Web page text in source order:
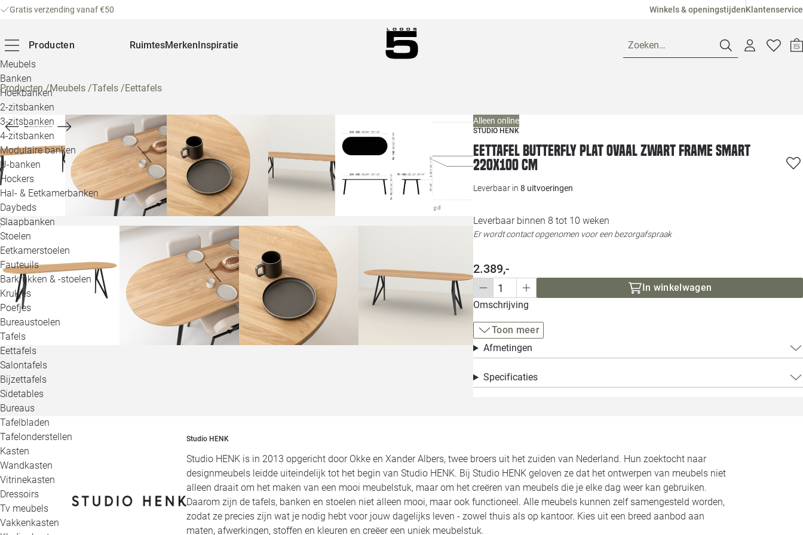
Gratis verzending vanaf €50 Winkels & openingstijdenKlantenservice
Producten
Meubels
Banken
Hoekbanken
2-zitsbanken
3-zitsbanken
4-zitsbanken
Modulaire banken
U-banken
Hockers
Hal- & Eetkamerbanken
Daybeds
Slaapbanken
Stoelen
Eetkamerstoelen
Fauteuils
Barkrukken & -stoelen
Krukjes
Poefjes
Bureaustoelen
Tafels
Eettafels
Salontafels
Bijzettafels
Sidetables
Bureaus
Tafelbladen
Tafelonderstellen
Kasten
Wandkasten
Vitrinekasten
Dressoirs
Tv meubels
Vakkenkasten
RuimtesMerkenInspiratie Zoeken…
Veelgestelde vragen
Loods 5
Loods 5
Alle
Producten/Meubels /Tafels /Eettafels
Alleen online
STUDIO HENK
Eettafel Butterfly Plat ovaal zwart frame smart
220x100 cm
Leverbaar in 8 uitvoeringen
Leverbaar binnen 8 tot 10 weken
Er wordt contact opgenomen voor een bezorgafspraak
2.389,-
In winkelwagen
Omschrijving
Toon meer
Afmetingen
Specificaties
Studio HENK
Studio HENK is in 2013 opgericht door Okke en Xander Albers, twee broers uit het zuiden van Nederland. Hun zoektocht naar
designmeubels leidde uiteindelijk tot het begin van Studio HENK. Bij Studio HENK geloven ze dat het ontwerpen van meubels niet
alleen draait om het maken van een mooi meubelstuk, maar om het creëren van meubels die je elke dag weer kan gebruiken.
Daarom zijn de tafels, banken en stoelen niet alleen mooi, maar ook functioneel. Alle meubels kunnen zelf samengesteld worden,
zodat ze precies zijn wat je nodig hebt voor jouw dagelijks leven - zowel thuis als op kantoor. Kies uit een breed aanbod aan
maten, afwerkingen, stoffen en kleuren en creëer een uniek meubelstuk.